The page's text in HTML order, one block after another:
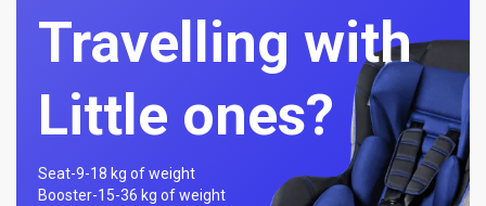
Travelling with
Little ones?
Seat-9-18 kg of weight
Booster-15-36 kg of weight